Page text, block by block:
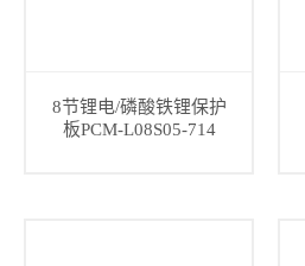
8节锂电/磷酸铁锂保护
板PCM-L08S05-714